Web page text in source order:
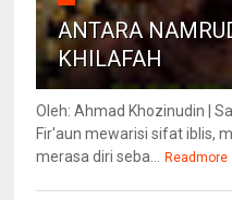
ANTARA
KHILAFAH
Oleh: Ahmad Khozinudin |
Fir'aun mewarisi sifat iblis,
merasa diri seba...
Readmore